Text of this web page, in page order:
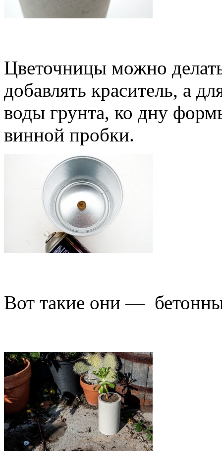
Цветочницы можно
добавлять краситель, а
воды грунта, ко дну
винной пробки.
Вот такие они —